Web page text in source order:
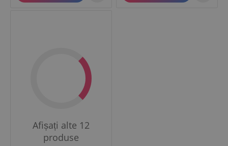
Afișați alte 12
produse